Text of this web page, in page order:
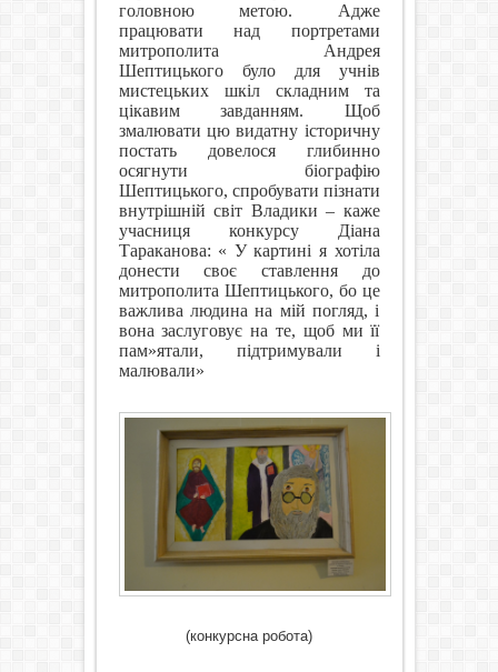
головною метою. Адже
працювати над портретами
митрополита Андрея
Шептицького було для учнів
мистецьких шкіл складним та
цікавим завданням. Щоб
змалювати цю видатну історичну
постать довелося глибинно
осягнути біографію
Шептицького, спробувати пізнати
внутрішній світ Владики – каже
учасниця конкурсу Діана
Тараканова: « У картині я хотіла
донести своє ставлення до
митрополита Шептицького, бо це
важлива людина на мій погляд, і
вона заслуговує на те, щоб ми її
пам»ятали, підтримували і
малювали»
(конкурсна робота)